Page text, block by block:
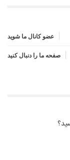
عضو کانال ما شوید
صفحه ما را دنبال کنید